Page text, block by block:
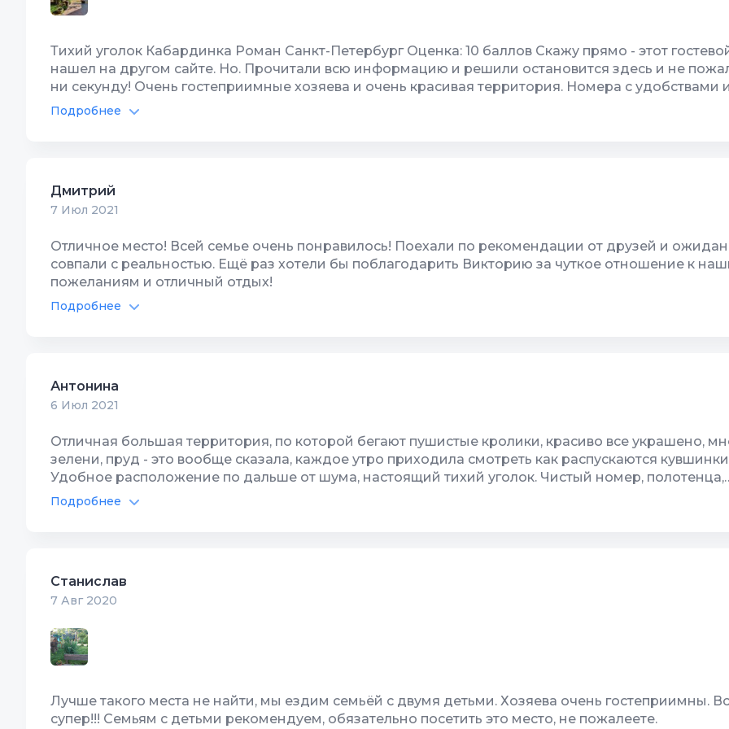
Тихий уголок Кабардинка Роман Санкт-Петербург Оценка: 10 баллов Скажу прямо - этот гостевой дом
нашел на другом сайте. Но. Прочитали всю информацию и решили остановится здесь и не
ни секунду! Очень гостеприимные хозяева и очень красивая территория. Номера с удобствами и
постоянно есть вода и свет. Кроме того детская площадка большая и бассейн! Нам и нашим
очень понравилось буквально всё! Спасибо большое Виктория! Мы знаем куда нам теперь ехать
Подробнее
Дмитрий
7 Июл 2021
Отличное место! Всей семье очень понравилось! Поехали по рекомендации от друзей и
совпали с реальностью. Ещё раз хотели бы поблагодарить Викторию за чуткое отношение к
пожеланиям и отличный отдых!
Интернет Wi-Fi
Территория, двор 10 Расположение 7 Звукоизоляция
Подробнее
Антонина
6 Июл 2021
Отличная большая территория, по которой бегают пушистые кролики, красиво все украшено,
зелени, пруд - это вообще сказала, каждое утро приходила смотреть как распускаются
Удобное расположение по дальше от шума, настоящий тихий уголок. Чистый номер, полотенца,
приятная пастель, доброжелательные хозяева, одним словом - так должен выглядеть каждый
дом. Обязательно вернёмся ещё, всем очень довольны.
Интернет Wi-Fi
Территория, двор
Подробнее
Станислав
7 Авг 2020
Лучше такого места не найти, мы ездим семьёй с двумя детьми. Хозяева очень гостеприимны.
супер!!! Семьям с детьми рекомендуем, обязательно посетить это место, не пожалеете.